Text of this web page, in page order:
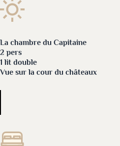
La chambre du Capitaine
2 pers
1 lit double
Vue sur la cour du châteaux